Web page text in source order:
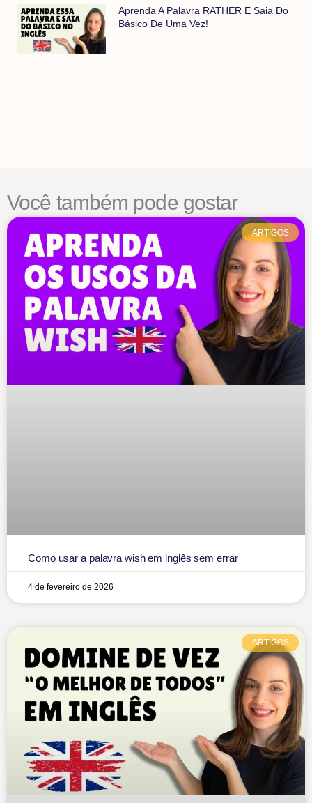
Aprenda A Palavra RATHER E Saia Do
Básico De Uma Vez!
Você também pode gostar
ARTIGOS
Como usar a palavra wish em inglês sem errar
4 de fevereiro de 2026
ARTIGOS